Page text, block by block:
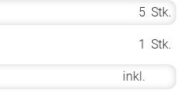
5 Stk.
1 Stk.
inkl.